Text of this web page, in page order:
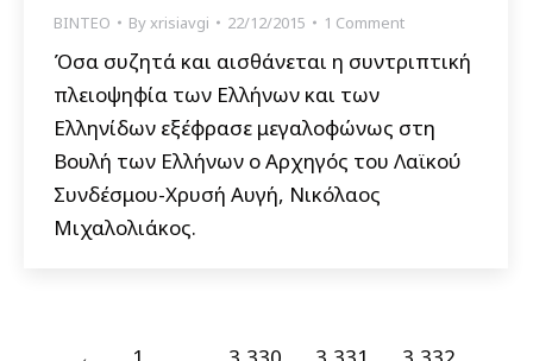
ΒΙΝΤΕΟ Byxrisiavgi 22/12/2015 1 Comment
Όσα συζητά και αισθάνεται η συντριπτική
πλειοψηφία των Ελλήνων και των
Ελληνίδων εξέφρασε μεγαλοφώνως στη
Βουλή των Ελλήνων ο Αρχηγός του Λαϊκού
Συνδέσμου-Χρυσή Αυγή, Νικόλαος
Μιχαλολιάκος.